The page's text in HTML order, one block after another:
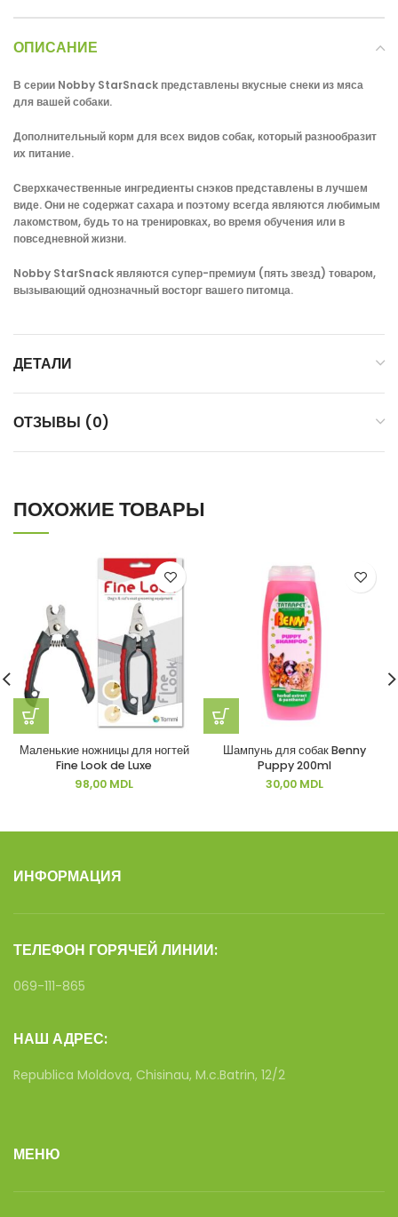
ОПИСАНИЕ
В серии Nobby StarSnack представлены вкусные снеки из мяса
для вашей собаки.
Дополнительный корм для всех видов собак, который разнообразит
их питание.
Сверхкачественные ингредиенты снэков представлены в лучшем
виде.Они не содержат сахара и поэтому всегда являются любимым
лакомством, будь то на тренировках, во время обучения или в
повседневной жизни.
Nobby StarSnack являются супер-премиум (пять звезд) товаром,
вызывающий однозначный восторг вашего питомца.
ДЕТАЛИ
ОТЗЫВЫ (0)
ПОХОЖИЕ ТОВАРЫ
Маленькие ножницы для ногтей
Fine Look de Luxe
98,00 MDL
Шампунь для собак Benny
Puppy 200ml
30,00 MDL
ИНФОРМАЦИЯ
ТЕЛЕФОН ГОРЯЧЕЙ ЛИНИИ:
069-111-865
НАШ АДРЕС:
Republica Moldova, Chisinau, M.c.Batrin, 12/2
МЕНЮ